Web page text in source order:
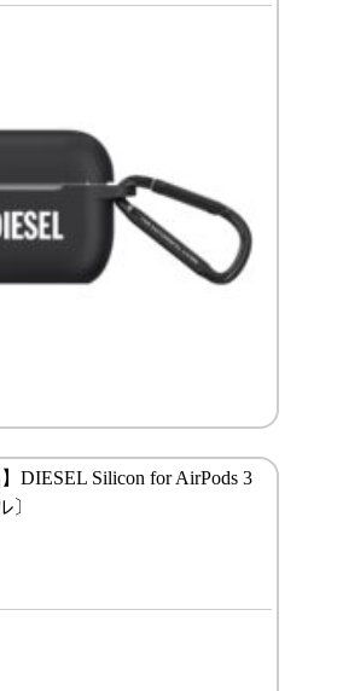
DIESEL Silicon for AirPods 3
〕